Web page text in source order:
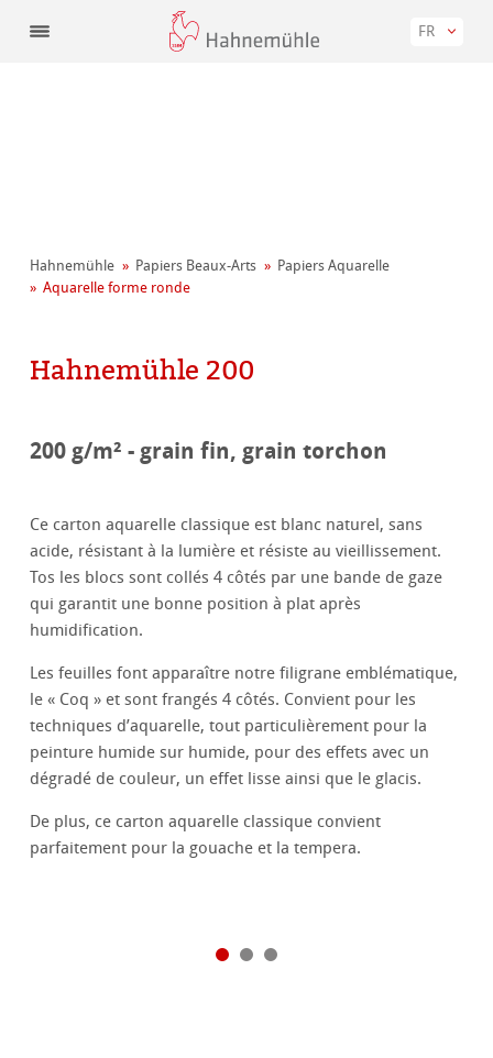
FR
Hahnemühle Papiers Beaux-Arts
Papiers Aquarelle
Aquarelle forme ronde
Hahnemühle 200
200 g/m² - grain fin, grain torchon
Ce carton aquarelle classique est blanc naturel, sans
acide, résistant à la lumière et résiste au vieillissement.
Tos les blocs sont collés 4 côtés par une bande de gaze
qui garantit une bonne position à plat après
humidification.
Les feuilles font apparaître notre filigrane emblématique,
le « Coq » et sont frangés 4 côtés. Convient pour les
techniques d’aquarelle, tout particulièrement pour la
peinture humide sur humide, pour des effets avec un
dégradé de couleur, un effet lisse ainsi que le glacis.
De plus, ce carton aquarelle classique convient
parfaitement pour la gouache et la tempera.